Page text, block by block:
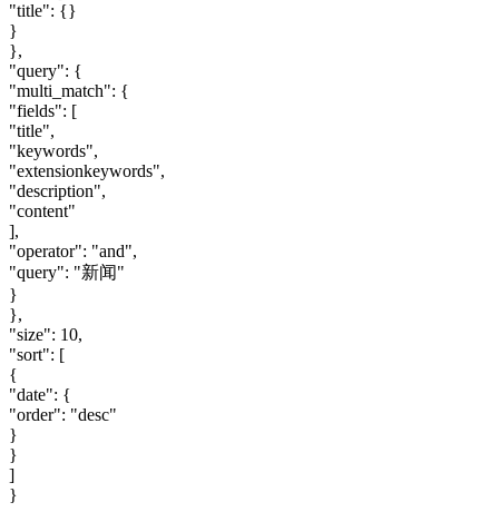
"title": {}
}
},
"query": {
"multi_match": {
"fields": [
"title",
"keywords",
"extensionkeywords",
"description",
"content"
],
"operator": "and",
"query": "新闻"
}
},
"size": 10,
"sort": [
{
"date": {
"order": "desc"
}
}
]
}